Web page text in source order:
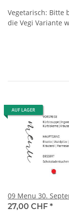
Vegetarisch: Bitte
die Vegi Variante
AUF LAGER
09 Menu 30.
27,00 CHF *